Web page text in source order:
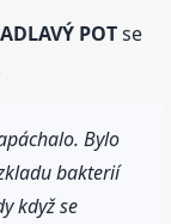
POTse
Bylo
bakterií
když se